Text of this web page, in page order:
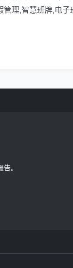
理,智慧班牌,电
。